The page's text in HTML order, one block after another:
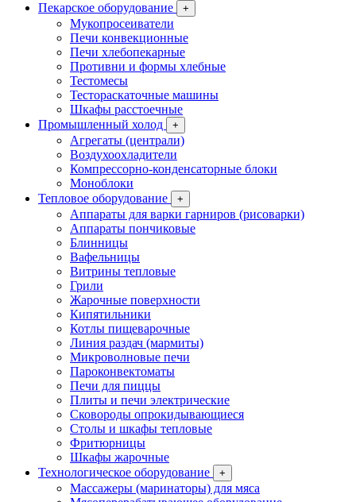
Пекарское оборудование
+
Мукопросеиватели
Печи конвекционные
Печи хлебопекарные
Противни и формы хлебные
Тестомесы
Тестораскаточные машины
Шкафы расстоечные
Промышленный холод
+
Агрегаты (централи)
Воздухоохладители
Компрессорно-конденсаторные блоки
Моноблоки
Тепловое оборудование
+
Аппараты для варки гарниров (рисоварки)
Аппараты пончиковые
Блинницы
Вафельницы
Витрины тепловые
Грили
Жарочные поверхности
Кипятильники
Котлы пищеварочные
Линия раздач (мармиты)
Микроволновые печи
Пароконвектоматы
Печи для пиццы
Плиты и печи электрические
Сковороды опрокидывающиеся
Столы и шкафы тепловые
Фритюрницы
Шкафы жарочные
Технологическое оборудование
+
Массажеры (маринаторы) для мяса